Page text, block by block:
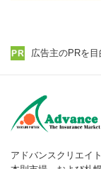
広告主のPRを目
アドバンスクリエイ